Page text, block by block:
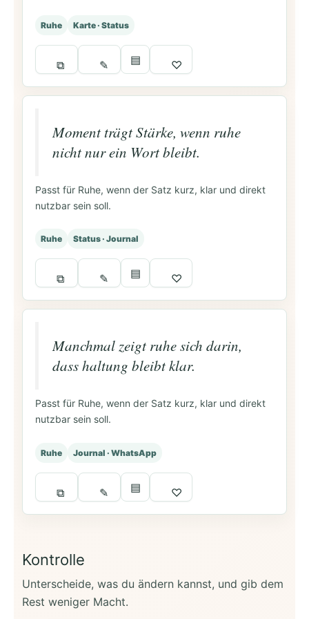
Ruhe Karte · Status
⧉ ✎ ▤ ♡
Moment trägt Stärke, wenn ruhe
nicht nur ein Wort bleibt.
Passt für Ruhe, wenn der Satz kurz, klar und direkt
nutzbar sein soll.
Ruhe Status · Journal
⧉ ✎ ▤ ♡
Manchmal zeigt ruhe sich darin,
dass haltung bleibt klar.
Passt für Ruhe, wenn der Satz kurz, klar und direkt
nutzbar sein soll.
Ruhe Journal · WhatsApp
⧉ ✎ ▤ ♡
Kontrolle
Unterscheide, was du ändern kannst, und gib dem
Rest weniger Macht.